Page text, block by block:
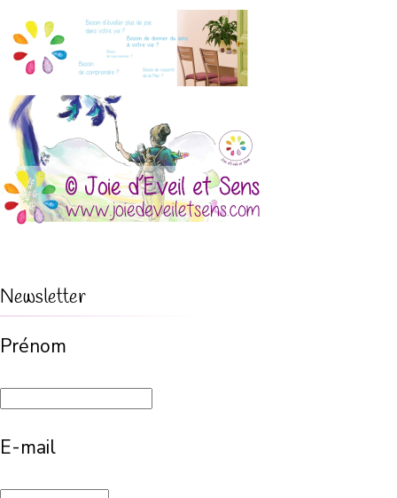
Newsletter
Prénom
E-mail